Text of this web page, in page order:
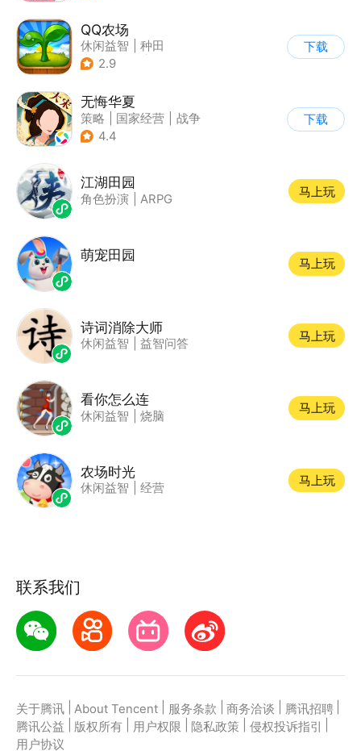
QQ农场
休闲益智
种田
| 田园生活
2.9
下载
无悔华夏
策略 国家经营
战争
| 中国风
4.4
下载
江湖田园
角色扮演 ARPG
马上玩
萌宠田园
马上玩
诗词消除大师
休闲益智 益智问答
马上玩
看你怎么连
休闲益智 烧脑
马上玩
农场时光
休闲益智 经营
马上玩
联系我们
关于腾讯 About Tencent 服务条款 商务洽谈 腾讯招聘
腾讯公益
版权所有 用户权限 隐私政策 侵权投诉指引
用户协议